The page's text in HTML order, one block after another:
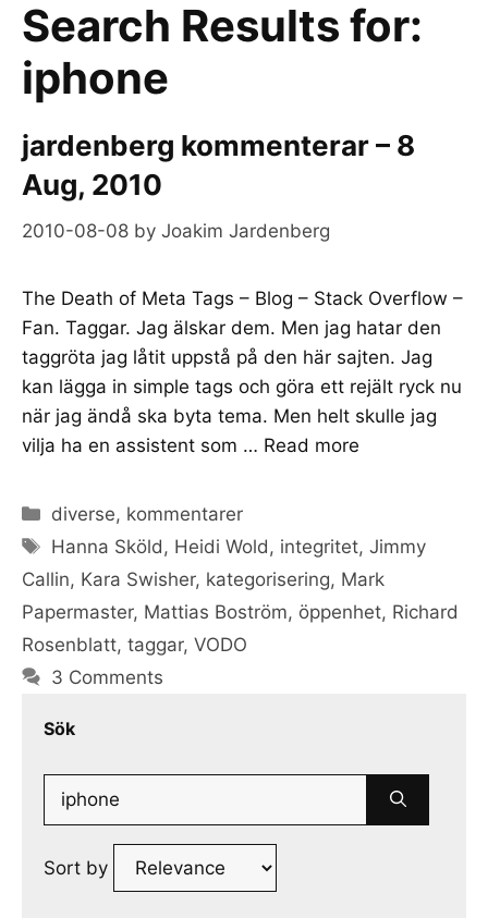
Search Results for:
iphone
jardenberg kommenterar – 8
Aug, 2010
2010-08-08 by Joakim Jardenberg
The Death of Meta Tags – Blog – Stack Overflow –
Fan. Taggar. Jag älskar dem. Men jag hatar den
taggröta jag låtit uppstå på den här sajten. Jag
kan lägga in simple tags och göra ett rejält ryck nu
när jag ändå ska byta tema. Men helt skulle jag
vilja ha en assistent som … Read more
Categories
diverse, kommentarer
Tags
Hanna Sköld , Heidi Wold , integritet,Jimmy
Callin, Kara Swisher, kategorisering, Mark
Papermaster, Mattias Boström, öppenhet, Richard
Rosenblatt, taggar, VODO
3 Comments
Sök
Search
for:
Sort by